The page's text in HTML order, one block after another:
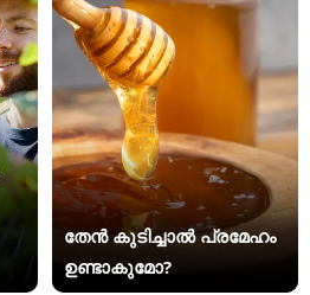
തേൻ കുടിച്ചാൽ പ്രമേഹം
ഉണ്ടാകുമോ?